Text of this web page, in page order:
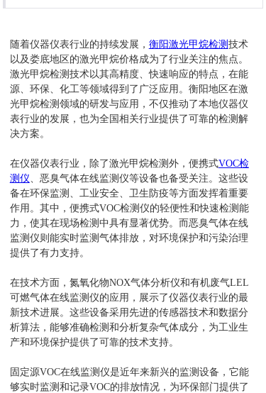
随着仪器仪表行业的持续发展， 衡阳激光甲烷检测 技术
以及娄底地区的激光甲烷价格成为了行业关注的焦点。
激光甲烷检测技术以其高精度、快速响应的特点，在能
源、环保、化工等领域得到了广泛应用。衡阳地区在激
光甲烷检测领域的研发与应用，不仅推动了本地仪器仪
表行业的发展，也为全国相关行业提供了可靠的检测解
决方案。
在仪器仪表行业，除了激光甲烷检测外，便携式VOC检
测仪、恶臭气体在线监测仪等设备也备受关注。这些设
备在环保监测、工业安全、卫生防疫等方面发挥着重要
作用。其中，便携式VOC检测仪的轻便性和快速检测能
力，使其在现场检测中具有显著优势。而恶臭气体在线
监测仪则能实时监测气体排放，对环境保护和污染治理
提供了有力支持。
在技术方面，氮氧化物NOX气体分析仪和有机废气LEL
可燃气体在线监测仪的应用，展示了仪器仪表行业的最
新技术进展。这些设备采用先进的传感器技术和数据分
析算法，能够准确检测和分析复杂气体成分，为工业生
产和环境保护提供了可靠的技术支持。
固定源VOC在线监测仪是近年来新兴的监测设备，它能
够实时监测和记录VOC的排放情况，为环保部门提供了